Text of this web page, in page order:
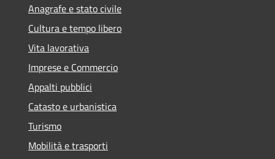
Anagrafe e stato civile
Cultura e tempo libero
Vita lavorativa
Imprese e Commercio
Appalti pubblici
Catasto e urbanistica
Turismo
Mobilità e trasporti